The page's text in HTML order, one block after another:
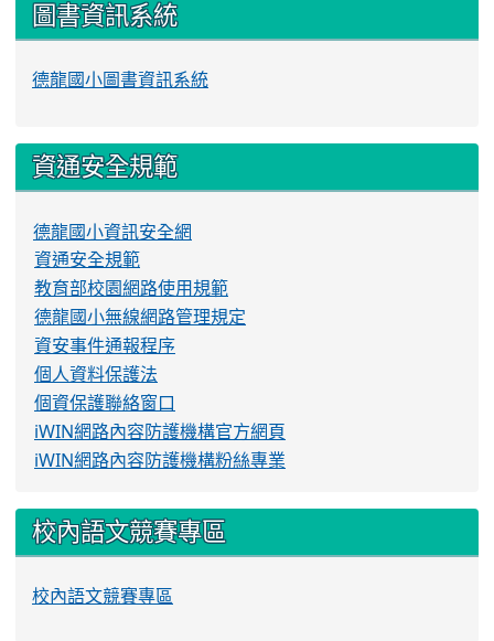
圖書資訊系統
德龍國小圖書資訊系統
資通安全規範
德龍國小資訊安全網
資通安全規範
教育部校園網路使用規範
德龍國小無線網路管理規定
資安事件通報程序
個人資料保護法
個資保護聯絡窗口
iWIN網路內容防護機構官方網頁
iWIN網路內容防護機構粉絲專業
校內語文競賽專區
校內語文競賽專區